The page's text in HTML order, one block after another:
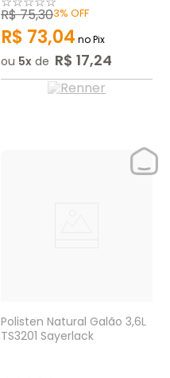
R$75,303% OFF
R$ 73,04 no Pix
ou 5 de R$ 17,24
Polisten Natural Galão 3,6L
TS3201 Sayerlack